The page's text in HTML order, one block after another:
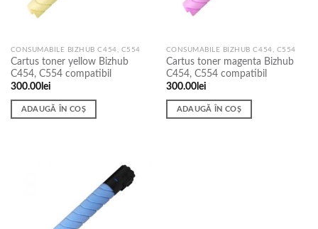
CONSUMABILE BIZHUB C454, C554
Cartus toner yellow Bizhub
C454, C554 compatibil
300.00lei
ADAUGĂ ÎN COȘ
CONSUMABILE BIZHUB C454, C554
Cartus toner magenta Bizhub
C454, C554 compatibil
300.00lei
ADAUGĂ ÎN COȘ